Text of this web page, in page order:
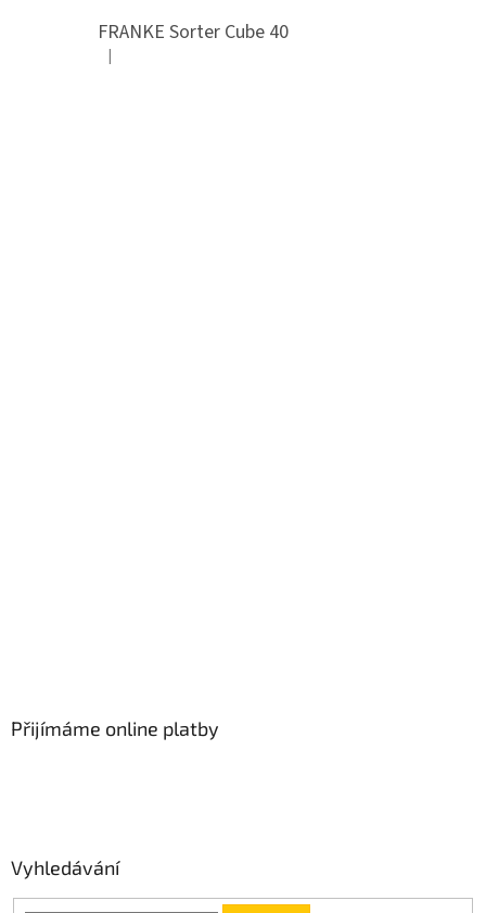
FRANKE Sorter Cube 40
Hodnocení produktu je 3 z 5 hvězdiček.
|
Přijímáme online platby
Vyhledávání